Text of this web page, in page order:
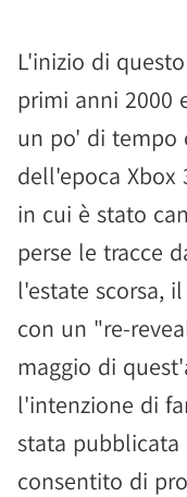
L'inizio di
primi anni 2000
un po' di tempo
dell'epoca Xbox
in cui è stato
perse le tracce
l'estate scorsa,
con un "re-
maggio di
l'intenzione di
stata pubblicata
consentito di